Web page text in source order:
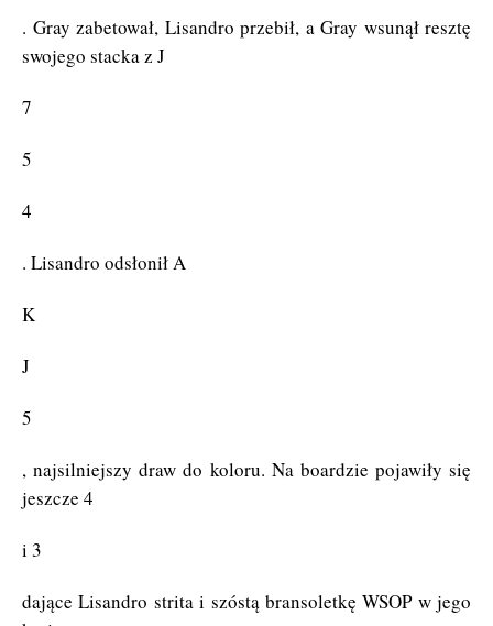
. Gray zabetował, Lisandro przebił, a Gray wsunął resztę
swojego stacka z J
7
5
4
. Lisandro odsłonił A
K
J
5
, najsilniejszy draw do koloru. Na boardzie pojawiły się
jeszcze 4
i 3
dające Lisandro strita i szóstą bransoletkę WSOP w jego